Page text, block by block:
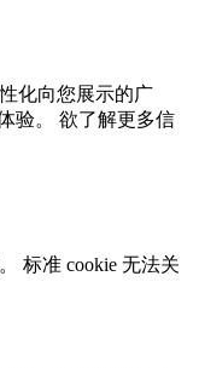
化向您展示的广
验。 欲了解更多信
标准 cookie 无法关